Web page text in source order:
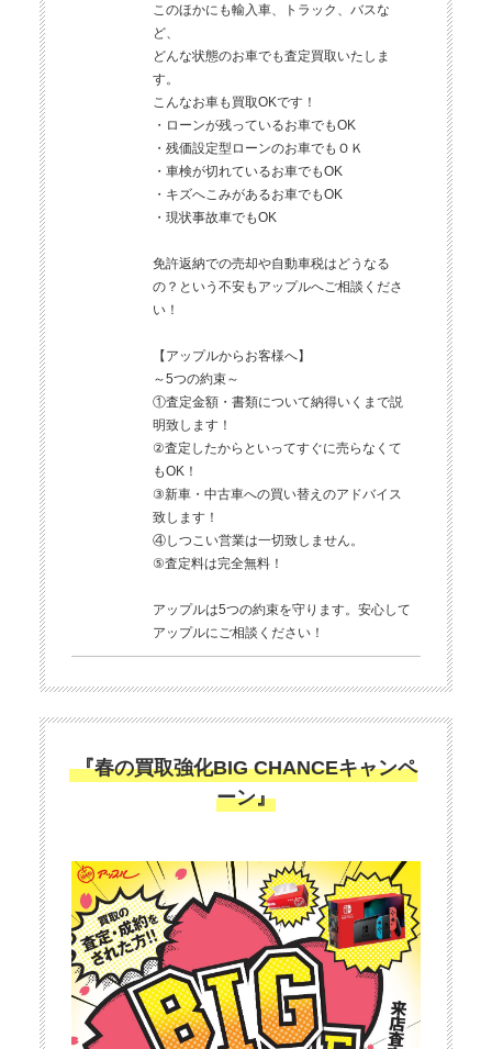
このほかにも輸入車、トラック、バスな
ど、
どんな状態のお車でも査定買取いたしま
す。
こんなお車も買取OKです！
・ローンが残っているお車でもOK
・残価設定型ローンのお車でもＯＫ
・車検が切れているお車でもOK
・キズへこみがあるお車でもOK
・現状事故車でもOK
免許返納での売却や自動車税はどうなる
の？という不安もアップルへご相談くださ
い！
【アップルからお客様へ】
～5つの約束～
①査定金額・書類について納得いくまで説
明致します！
②査定したからといってすぐに売らなくて
もOK！
③新車・中古車への買い替えのアドバイス
致します！
④しつこい営業は一切致しません。
⑤査定料は完全無料！
アップルは5つの約束を守ります。安心して
アップルにご相談ください！
『春の買取強化BIG CHANCEキャンペ
ーン』